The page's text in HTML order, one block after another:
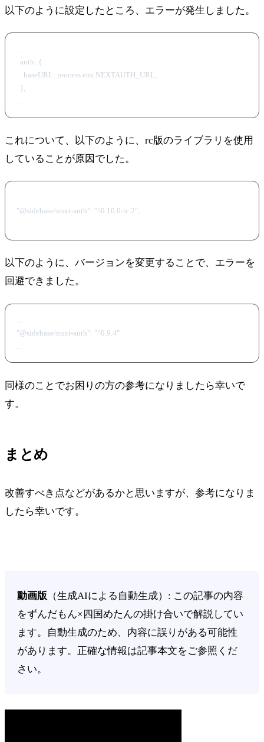
以下のように設定したところ、エラーが発生しました。
...
  auth: {
    baseURL: process.env.NEXTAUTH_URL,
  },
これについて、以下のように、rc版のライブラリを使用
していることが原因でした。
"@sidebase/nuxt-auth": "^0.10.0-rc.2",
以下のように、バージョンを変更することで、エラーを
回避できました。
"@sidebase/nuxt-auth": "^0.9.4"
同様のことでお困りの方の参考になりましたら幸いで
す。
まとめ
改善すべき点などがあるかと思いますが、参考になりま
したら幸いです。
動画版 （生成AIによる自動生成）: この記事の内容
をずんだもん×四国めたんの掛け合いで解説してい
ます。自動生成のため、内容に誤りがある可能性
があります。正確な情報は記事本文をご参照くだ
さい。